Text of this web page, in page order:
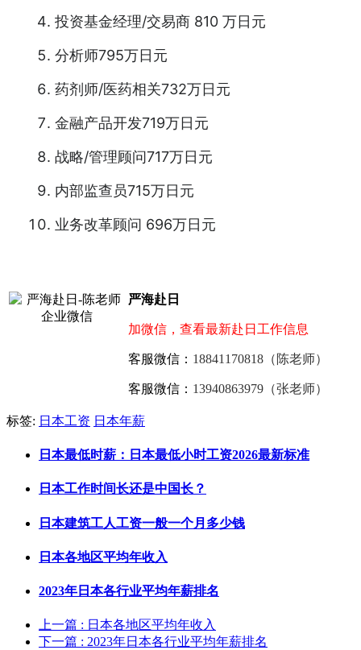
投资基金经理/交易商 810 万日元
分析师795万日元
药剂师/医药相关732万日元
金融产品开发719万日元
战略/管理顾问717万日元
内部监查员715万日元
业务改革顾问 696万日元
严海赴日
加微信，查看最新赴日工作信息
客服微信： 18841170818（陈老师）
客服微信： 13940863979（张老师）
标签: 日本工资 日本年薪
日本最低时薪：日本最低小时工资2026最新标准
日本工作时间长还是中国长？
日本建筑工人工资一般一个月多少钱
日本各地区平均年收入
2023年日本各行业平均年薪排名
上一篇 : 日本各地区平均年收入
下一篇 : 2023年日本各行业平均年薪排名